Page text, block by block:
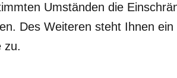
Umständen die
Des Weiteren steht Ihnen
zu.